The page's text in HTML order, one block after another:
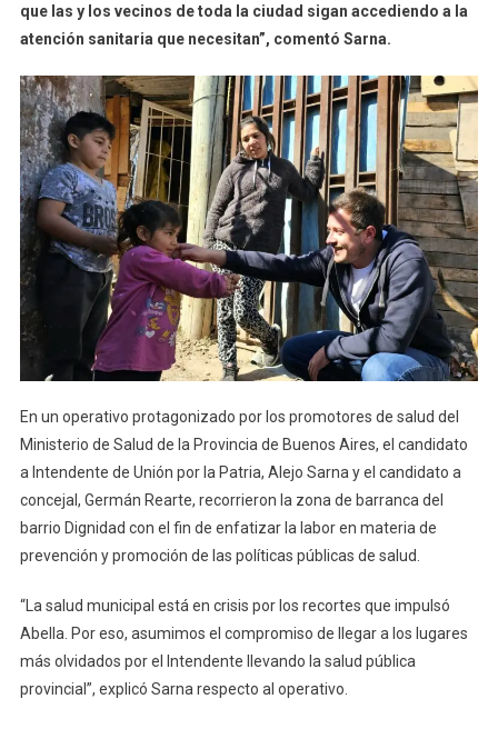
que las y los vecinos de toda la ciudad sigan accediendo a la
atención sanitaria que necesitan”, comentó Sarna.
En un operativo protagonizado por los promotores de salud del
Ministerio de Salud de la Provincia de Buenos Aires, el candidato
a Intendente de Unión por la Patria, Alejo Sarna y el candidato a
concejal, Germán Rearte, recorrieron la zona de barranca del
barrio Dignidad con el fin de enfatizar la labor en materia de
prevención y promoción de las políticas públicas de salud.
“La salud municipal está en crisis por los recortes que impulsó
Abella. Por eso, asumimos el compromiso de llegar a los lugares
más olvidados por el Intendente llevando la salud pública
provincial”, explicó Sarna respecto al operativo.